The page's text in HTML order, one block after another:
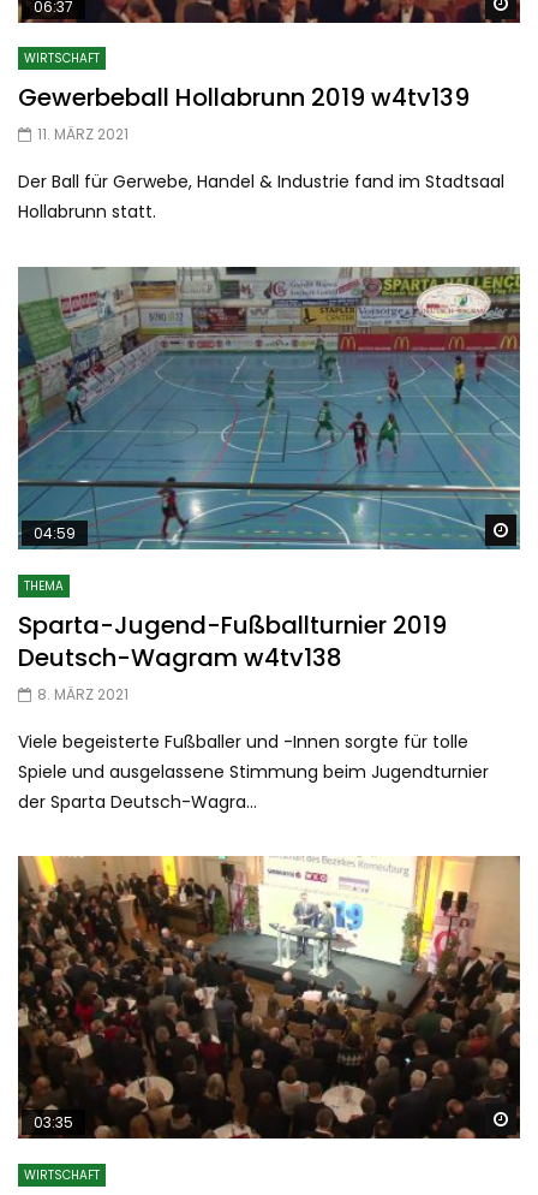
06:37
WIRTSCHAFT
Gewerbeball Hollabrunn 2019 w4tv139
11. MÄRZ 2021
Der Ball für Gerwebe, Handel & Industrie fand im Stadtsaal
Hollabrunn statt.
04:59
THEMA
Sparta-Jugend-Fußballturnier 2019
Deutsch-Wagram w4tv138
8. MÄRZ 2021
Viele begeisterte Fußballer und -Innen sorgte für tolle
Spiele und ausgelassene Stimmung beim Jugendturnier
der Sparta Deutsch-Wagra...
03:35
WIRTSCHAFT